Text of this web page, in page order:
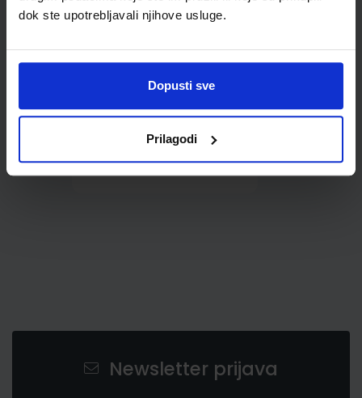
dok ste upotrebljavali njihove usluge.
Dopusti sve
Prilagodi
Newsletter prijava